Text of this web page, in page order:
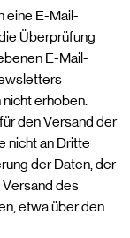
eine E-Mail-
Überprüfung
E-Mail-
erhoben.
den Versand der
nicht an Dritte
der Daten, der
des
etwa über den